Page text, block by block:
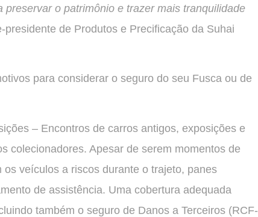
o patrimônio e trazer mais tranquilidade
presidente de Produtos e Precificação da Suhai
para considerar o seguro do seu Fusca ou de
– Encontros de carros antigos, exposições e
colecionadores. Apesar de serem momentos de
veículos a riscos durante o trajeto, panes
de assistência. Uma cobertura adequada
também o seguro de Danos a Terceiros (RCF-